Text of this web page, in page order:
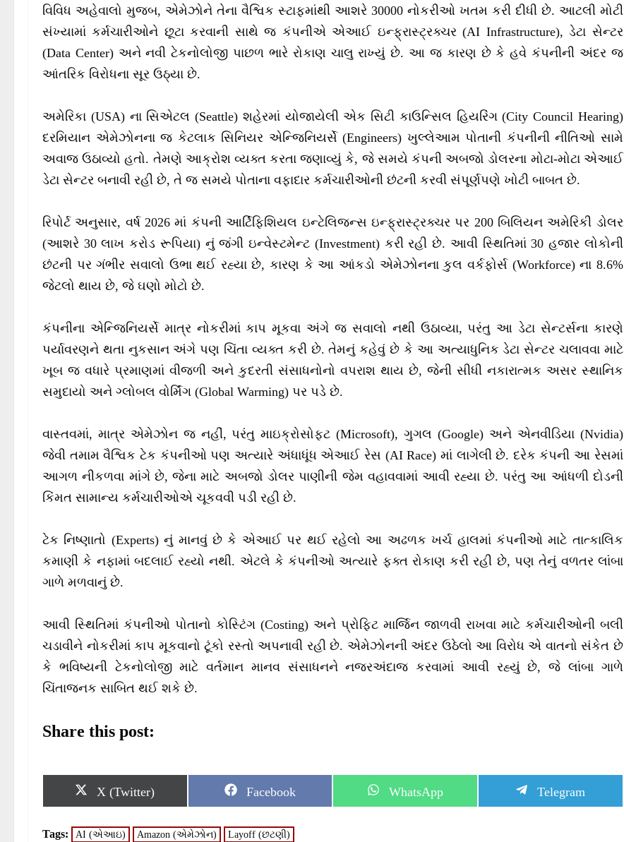
વિવિધ અહેવાલો મુજબ, એમેઝોને તેના વૈશ્વિક સ્ટાફમાંથી આશરે 30000 નોકરીઓ ખતમ કરી દીધી છે. આટલી મોટી
સંખ્યામાં કર્મચારીઓને છૂટા કરવાની સાથે જ કંપનીએ એઆઈ ઇન્ફ્રાસ્ટ્રક્ચર (AI Infrastructure), ડેટા સેન્ટર
(Data Center) અને નવી ટેકનોલોજી પાછળ ભારે રોકાણ ચાલુ રાખ્યું છે. આ જ કારણ છે કે હવે કંપનીની અંદર જ
આંતરિક વિરોધના સૂર ઉઠ્યા છે.
અમેરિકા (USA) ના સિએટલ (Seattle) શહેરમાં યોજાયેલી એક સિટી કાઉન્સિલ હિયરિંગ (City Council Hearing)
દરમિયાન એમેઝોનના જ કેટલાક સિનિયર એન્જિનિયર્સે (Engineers) ખુલ્લેઆમ પોતાની કંપનીની નીતિઓ સામે
અવાજ ઉઠાવ્યો હતો. તેમણે આક્રોશ વ્યક્ત કરતા જણાવ્યું કે, જે સમયે કંપની અબજો ડોલરના મોટા-મોટા એઆઈ
ડેટા સેન્ટર બનાવી રહી છે, તે જ સમયે પોતાના વફાદાર કર્મચારીઓની છંટની કરવી સંપૂર્ણપણે ખોટી બાબત છે.
રિપોર્ટ અનુસાર, વર્ષ 2026 માં કંપની આર્ટિફિશિયલ ઇન્ટેલિજન્સ ઇન્ફ્રાસ્ટ્રક્ચર પર 200 બિલિયન અમેરિકી ડોલર
(આશરે 30 લાખ કરોડ રૂપિયા) નું જંગી ઇન્વેસ્ટમેન્ટ (Investment) કરી રહી છે. આવી સ્થિતિમાં 30 હજાર લોકોની
છંટની પર ગંભીર સવાલો ઉભા થઈ રહ્યા છે, કારણ કે આ આંકડો એમેઝોનના કુલ વર્કફોર્સ (Workforce) ના 8.6%
જેટલો થાય છે, જે ઘણો મોટો છે.
કંપનીના એન્જિનિયર્સે માત્ર નોકરીમાં કાપ મૂકવા અંગે જ સવાલો નથી ઉઠાવ્યા, પરંતુ આ ડેટા સેન્ટર્સના કારણે
પર્યાવરણને થતા નુકસાન અંગે પણ ચિંતા વ્યક્ત કરી છે. તેમનું કહેવું છે કે આ અત્યાધુનિક ડેટા સેન્ટર ચલાવવા માટે
ખૂબ જ વધારે પ્રમાણમાં વીજળી અને કુદરતી સંસાધનોનો વપરાશ થાય છે, જેની સીધી નકારાત્મક અસર સ્થાનિક
સમુદાયો અને ગ્લોબલ વોર્મિંગ (Global Warming) પર પડે છે.
વાસ્તવમાં, માત્ર એમેઝોન જ નહીં, પરંતુ માઇક્રોસોફ્ટ (Microsoft), ગુગલ (Google) અને એનવીડિયા (Nvidia)
જેવી તમામ વૈશ્વિક ટેક કંપનીઓ પણ અત્યારે અંધાધૂંધ એઆઈ રેસ (AI Race) માં લાગેલી છે. દરેક કંપની આ રેસમાં
આગળ નીકળવા માંગે છે, જેના માટે અબજો ડોલર પાણીની જેમ વહાવવામાં આવી રહ્યા છે. પરંતુ આ આંધળી દોડની
કિંમત સામાન્ય કર્મચારીઓએ ચૂકવવી પડી રહી છે.
ટેક નિષ્ણાતો (Experts) નું માનવું છે કે એઆઈ પર થઈ રહેલો આ અઢળક ખર્ચ હાલમાં કંપનીઓ માટે તાત્કાલિક
કમાણી કે નફામાં બદલાઈ રહ્યો નથી. એટલે કે કંપનીઓ અત્યારે ફક્ત રોકાણ કરી રહી છે, પણ તેનું વળતર લાંબા
ગાળે મળવાનું છે.
આવી સ્થિતિમાં કંપનીઓ પોતાનો કોસ્ટિંગ (Costing) અને પ્રોફિટ માર્જિન જાળવી રાખવા માટે કર્મચારીઓની બલી
ચડાવીને નોકરીમાં કાપ મૂકવાનો ટૂંકો રસ્તો અપનાવી રહી છે. એમેઝોનની અંદર ઉઠેલો આ વિરોધ એ વાતનો સંકેત છે
કે ભવિષ્યની ટેકનોલોજી માટે વર્તમાન માનવ સંસાધનને નજરઅંદાજ કરવામાં આવી રહ્યું છે, જે લાંબા ગાળે
ચિંતાજનક સાબિત થઈ શકે છે.
Share this post:
S
r
X (Twitter)
S
r
Facebook
S
WhatsApp
S
Telegram
Tags: AI (એઆઇ) Amazon (એમેઝોન) Layoff (છટણી)